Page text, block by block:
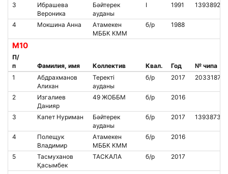
3
Ибрашева
Вероника
Бәйтерек
ауданы
I 1991 1393892
4 Мокшина Анна
Атамекен
МББК КММ
б/р 1988
М10
П/
п
Фамилия, имя Коллектив Квал. Год
№ чипа
1
Абдрахманов
Алихан
Теректі
ауданы
б/р 2017 2033187
2
Изгалиев
Данияр
49 ЖОББМ б/р 2016
3 Капет Нуриман
Бәйтерек
ауданы
б/р 2017 1393873
4
Полещук
Владимир
Атамекен
МББК КММ
б/р 2016
5
Тасмуханов
Қасымбек
ТАСКАЛА б/р 2017